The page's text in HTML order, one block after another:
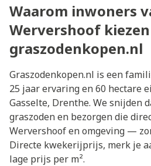
Waarom inwoners
Wervershoof
graszodenkopen.nl
Graszodenkopen.nl is een
25 jaar ervaring en 60 hectare
Gasselte, Drenthe. We snijden
graszoden en bezorgen die
Wervershoof en omgeving —
Directe kwekerijprijs, merk je
lage prijs per m².